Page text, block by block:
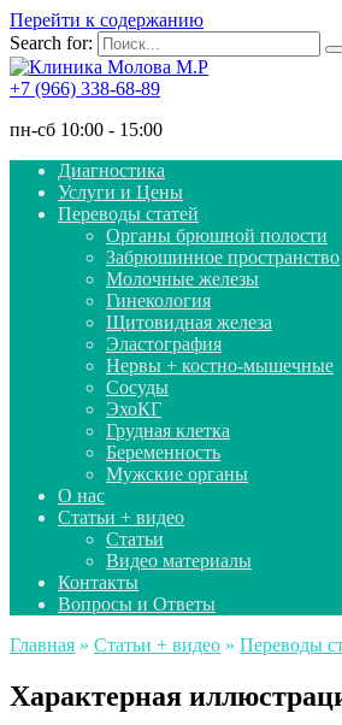
Перейти к содержанию
Search for:
+7 (966) 338-68-89
пн-сб 10:00 - 15:00
Диагностика
Услуги и Цены
Переводы статей
Органы брюшной полости
Забрюшинное пространство
Молочные железы
Гинекология
Щитовидная железа
Эластография
Нервы + костно-мышечные
Сосуды
ЭхоКГ
Грудная клетка
Беременность
Мужские органы
О нас
Статьи + видео
Статьи
Видео материалы
Контакты
Вопросы и Ответы
Главная » Статьи + видео » Переводы
Характерная